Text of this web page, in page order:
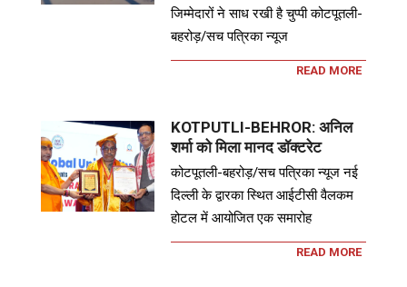
जिम्मेदारों ने साध रखी है चुप्पी कोटपूतली-
बहरोड़/सच पत्रिका न्यूज
READ MORE
KOTPUTLI-BEHROR: अनिल
शर्मा को मिला मानद डॉक्टरेट
कोटपूतली-बहरोड़/सच पत्रिका न्यूज नई
दिल्ली के द्वारका स्थित आईटीसी वैलकम
होटल में आयोजित एक समारोह
READ MORE